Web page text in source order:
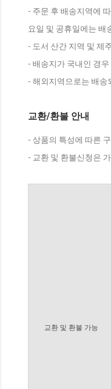
- 주문 후 배송지역에
요일 및 공휴일에는 배
- 도서 산간 지역 및 제
- 배송지가 국내인 경우
- 해외지역으로는 배송
교환/환불 안내
- 상품의 특성에 따른
- 교환 및 환불신청은
교환 및 환불 가능